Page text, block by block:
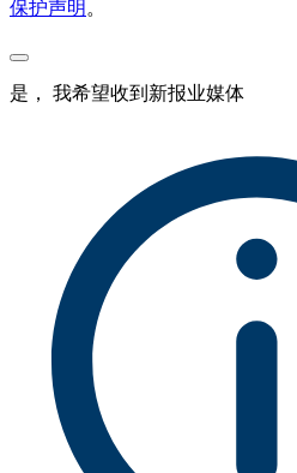
保护声明 。
是， 我希望收到新报业媒体